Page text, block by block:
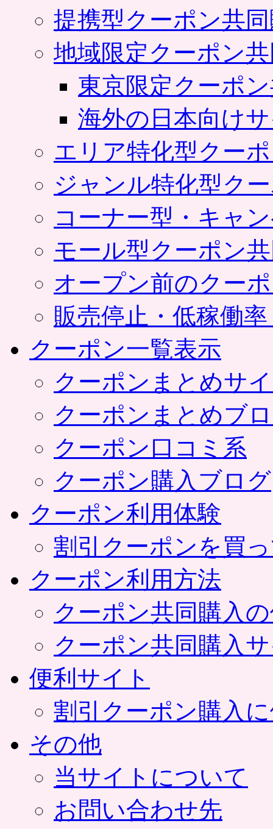
提携型クーポン共
地域限定クーポン
東京限定クーポ
海外の日本向け
エリア特化型クー
ジャンル特化型ク
コーナー型・キャ
モール型クーポン
オープン前のクー
販売停止・低稼働
クーポン一覧表示
クーポンまとめサ
クーポンまとめブ
クーポン口コミ系
クーポン購入ブログ
クーポン利用体験
割引クーポンを買
クーポン利用方法
クーポン共同購入
クーポン共同購入
便利サイト
割引クーポン購入
その他
当サイトについて
お問い合わせ先